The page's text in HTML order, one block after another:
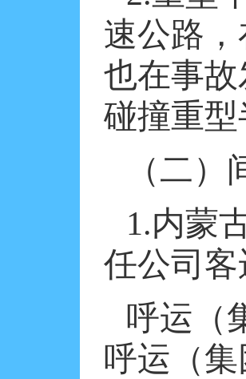
速公路
也在事
碰撞重
（二
1.内蒙
任公司
呼运（
呼运（